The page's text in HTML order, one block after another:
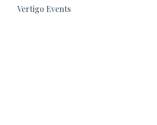
Vertigo Events